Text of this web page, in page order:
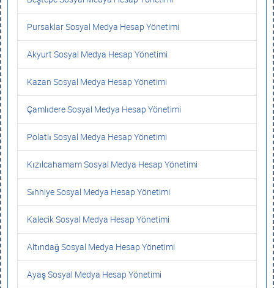
Pursaklar Sosyal Medya Hesap Yönetimi
Akyurt Sosyal Medya Hesap Yönetimi
Kazan Sosyal Medya Hesap Yönetimi
Çamlıdere Sosyal Medya Hesap Yönetimi
Polatlı Sosyal Medya Hesap Yönetimi
Kızılcahamam Sosyal Medya Hesap Yönetimi
Sıhhiye Sosyal Medya Hesap Yönetimi
Kalecik Sosyal Medya Hesap Yönetimi
Altındağ Sosyal Medya Hesap Yönetimi
Ayaş Sosyal Medya Hesap Yönetimi